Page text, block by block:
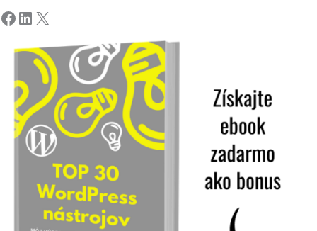
Facebook
LinkedIn
X